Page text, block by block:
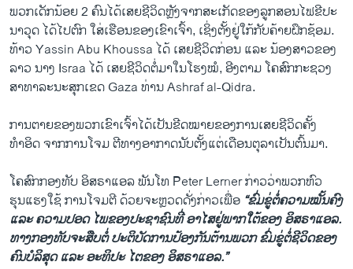
ພວກເດັກນ້ອຍ 2 ຄົນໄດ້ເສຍຊີວິດຫຼັງຈາກສະເກັດຂອງລູກສອນໄຟຂີປະ
ນາວຸດ ໄດ້ໄປຕົກ ໃສ່ເຮືອນຂອງເຂົາເຈົ້າ, ເຊິ່ງຕັ້ງຢູ່ໃກ້ກັບຄ້າຍຝຶກຊ້ອມ.
ທ້າວ Yassin Abu Khoussa ໄດ້ ເສຍຊີວິດກ່ອນ ແລະ ນ້ອງສາວຂອງ
ລາວ ນາງ Israa ໄດ້ ເສຍຊີວິດຕໍ່ມາໃນໂຮງໝໍ, ອີງຕາມ ໂຄສົກກະຊວງ
ສາທາລະນະສຸກເຂດ Gaza ທ່ານ Ashraf al-Qidra.
ການຕາຍຂອງພວກເຂົາເຈົ້າໄດ້ເປັນຂີດໝາຍຂອງການເສຍຊີວິດຄັ້ງ
ທຳອິດ ຈາກການໂຈມ ຕີທາງອາກາດນັບຕັ້ງແຕ່ເດືອນຕຸລາເປັນຕົ້ນມາ.
ໂຄສົກກອງທັບ ອິສຣາແອລ ພັນໂທ Peter Lerner ກ່າວວ່າພວກຫົວ
ຮຸນແຮງໃຊ້ ການໂຈມຕີ ດ້ວຍຈະຫຼວດດັ່ງກ່າວເພື່ອ “ຂົ່ມຂູ່ຕໍ່ຄວາມໝັ້ນຄົງ
ແລະ ຄວາມປອດ ໄພຂອງປະຊາຊົນທີ່ ອາໄສຢູ່ພາກໃຕ້ຂອງ ອິສຣາແອລ.
ທາງກອງທັບຈະສືບຕໍ່ ປະຕິບັດການປ້ອງກັນຕ້ານພວກ ຂົ່ມຂູ່ຕໍ່ຊີວິດຂອງ
ຄົນບໍລິສຸດ ແລະ ອະທິປະ ໄຕຂອງ ອິສຣາແອລ.”